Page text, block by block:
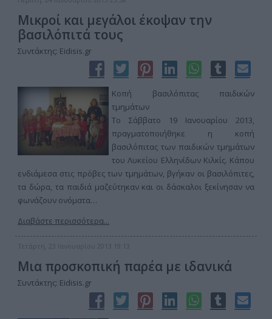
Μικροί και μεγάλοι έκοψαν την
βασιλόπιτά τους
Συντάκτης: Eidisis.gr
Κοπή βασιλόπιτας παιδικών
τμημάτων
Το Σάββατο 19 Ιανουαρίου 2013,
πραγματοποιήθηκε η κοπή
βασιλόπιτας των παιδικών τμημάτων
του Λυκείου Ελληνίδων Κιλκίς. Κάπου
ενδιάμεσα στις πρόβες των τμημάτων, βγήκαν οι βασιλόπιτες,
τα δώρα, τα παιδιά μαζεύτηκαν και οι δάσκαλοι ξεκίνησαν να
φωνάζουν ονόματα…
Διαβάστε περισσότερα...
Τετάρτη, 23 Ιανουαρίου 2013 19:13
Μια προσκοπική παρέα με ιδανικά
Συντάκτης: Eidisis.gr